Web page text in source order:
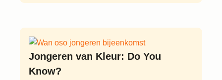
Jongeren van Kleur: Do You
Know?